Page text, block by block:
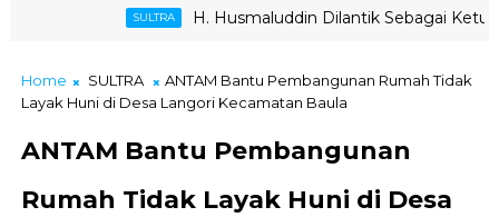
H. Husmaluddin Dilantik Sebagai Ketua KONI, Bupati
Home SULTRA
ANTAM Bantu Pembangunan Rumah Tidak
Layak Huni di Desa Langori Kecamatan Baula
ANTAM Bantu Pembangunan
Rumah Tidak Layak Huni di Desa